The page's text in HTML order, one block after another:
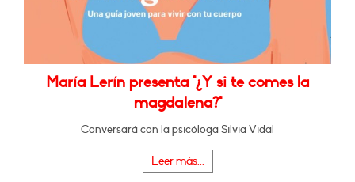
María Lerín presenta "¿Y si te comes la
magdalena?"
Conversará con la psicóloga Silvia Vidal
Leer más...